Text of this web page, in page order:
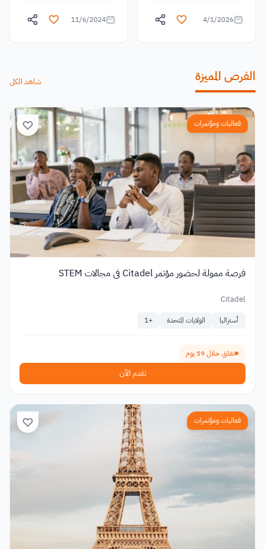
4/1/2026
11/6/2024
الفرص المميزة شاهد الكل
فعاليات ومؤتمرات
فرصة ممولة لحضور مؤتمر Citadel في مجالات STEM
Citadel
أستراليا الولايات المتحدة +
1
تغلق خلال 59 يوم
تقدم الآن
فعاليات ومؤتمرات